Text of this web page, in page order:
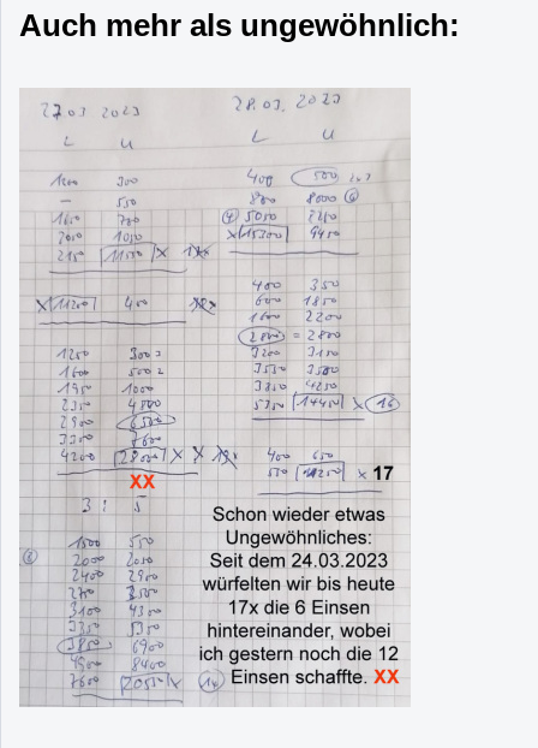
Auch mehr als ungewöhnlich: